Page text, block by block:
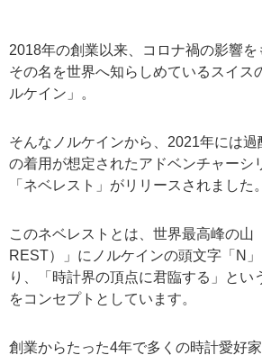
2018年の創業以来、コロナ禍の影響を
その名を世界へ知らしめているスイス
ルケイン」。
そんなノルケインから、2021年には過
の着用が想定されたアドベンチャーシ
「ネベレスト」がリリースされました。
このネベレストとは、世界最高峰の山
REST）」にノルケインの頭文字「N
り、「時計界の頂点に君臨する」とい
をコンセプトとしています。
創業からたった4年で多くの時計愛好